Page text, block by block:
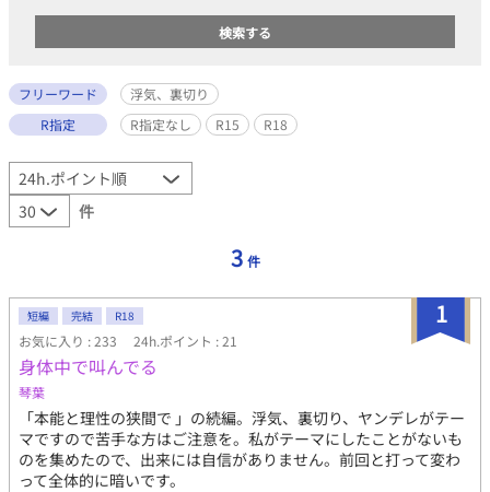
フリーワード
浮気、裏切り
R指定
R指定なし R15 R18
件
3 件
1
短編 完結 R18
お気に入り : 233 24h.ポイント : 21
身体中で叫んでる
琴葉
「本能と理性の狭間で 」の続編。浮気、裏切り、ヤンデレがテー
マですので苦手な方はご注意を。私がテーマにしたことがないも
のを集めたので、出来には自信がありません。前回と打って変わ
って全体的に暗いです。